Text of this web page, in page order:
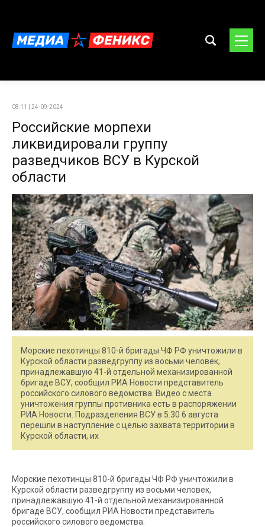
08:11 | 24-09-2024
Российские морпехи
ликвидировали группу
разведчиков ВСУ в Курской
области
Морские пехотинцы 810-й бригады ЧФ РФ уничтожили в
Курской области разведгруппу из восьми человек,
принадлежавшую 41-й отдельной механизированной
бригаде ВСУ, сообщил РИА Новости представитель
российского силового ведомства. Видео с места
уничтожения группы противника есть в распоряжении
РИА Новости. Подразделения ВСУ в 5.30 6 августа
перешли в наступление с целью захвата территории в
Курской области, их
Морские пехотинцы 810-й бригады ЧФ РФ уничтожили в
Курской области разведгруппу из восьми человек,
принадлежавшую 41-й отдельной механизированной
бригаде ВСУ, сообщил РИА Новости представитель
российского силового ведомства.